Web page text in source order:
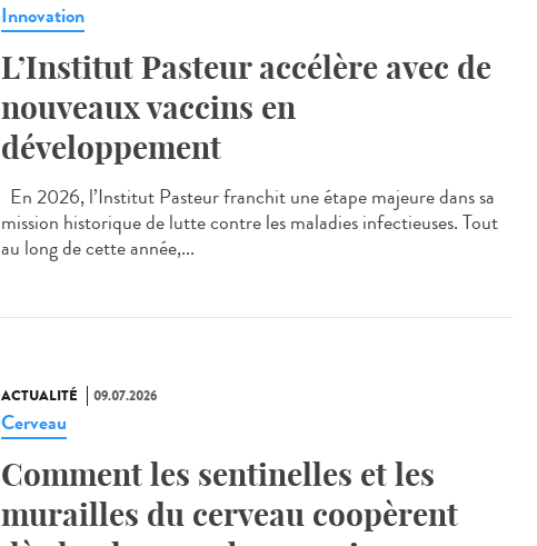
Innovation
L’Institut Pasteur accélère avec de
nouveaux vaccins en
développement
En 2026, l’Institut Pasteur franchit une étape majeure dans sa
mission historique de lutte contre les maladies infectieuses. Tout
au long de cette année,...
ACTUALITÉ 09.07.2026
Cerveau
Comment les sentinelles et les
murailles du cerveau coopèrent